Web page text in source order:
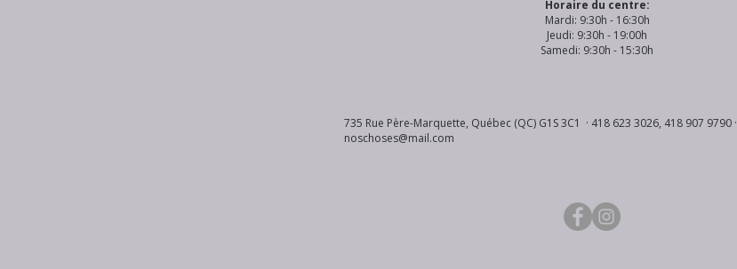
Horaire du centre:
Mardi: 9:30h - 16:30h
Jeudi: 9:30h - 19:00h
Samedi: 9:30h - 15:30h
735 Rue Père-Marquette, Québec (QC) G1S 3C1 · 418 623 3026, 418 907 9790 ·
noschoses@mail.com